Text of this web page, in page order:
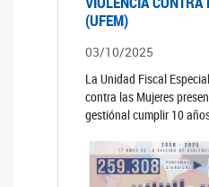
(UFEM)
03/10/2025
La Unidad Fiscal
contra las Mujeres
gestiónal cumplir 10